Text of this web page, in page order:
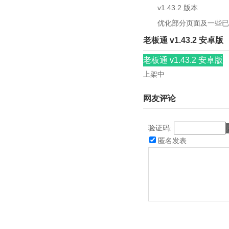
v1.43.2 版本
优化部分页面及一些已
老板通 v1.43.2 安卓版
老板通 v1.43.2 安卓版
上架中
网友评论
验证码:
匿名发表